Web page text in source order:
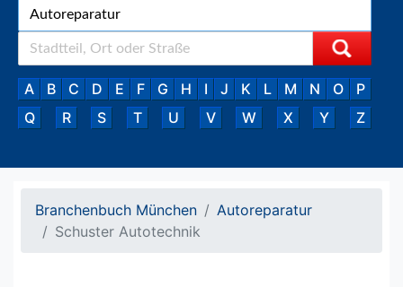
A B C D E F G H I J K L M N O
P
Q
R S T U V W X Y Z
Branchenbuch München
Autoreparatur
Schuster Autotechnik